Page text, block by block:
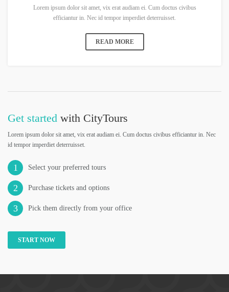
Lorem ipsum dolor sit amet, vix erat audiam ei. Cum doctus civibus
efficiantur in. Nec id tempor imperdiet deterruisset.
READ MORE
Get started with CityTours
Lorem ipsum dolor sit amet, vix erat audiam ei. Cum doctus civibus efficiantur in. Nec
id tempor imperdiet deterruisset.
1 Select your preferred tours
2 Purchase tickets and options
3 Pick them directly from your office
START NOW